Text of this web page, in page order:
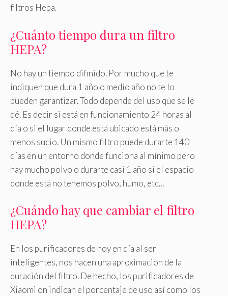
filtros Hepa.
¿Cuánto tiempo dura un filtro
HEPA?
No hay un tiempo difinido. Por mucho que te
indiquen que dura 1 año o medio año no te lo
pueden garantizar. Todo depende del uso que se le
dé. Es decir si está en funcionamiento 24 horas al
día o si el lugar donde está ubicado está más o
menos sucio. Un mismo filtro puede durarte 140
días en un entorno donde funciona al mínimo pero
hay mucho polvo o durarte casi 1 año si el espacio
donde está no tenemos polvo, humo, etc…
¿Cuándo hay que cambiar el filtro
HEPA?
En los purificadores de hoy en día al ser
inteligentes, nos hacen una aproximación de la
duración del filtro. De hecho, los purificadores de
Xiaomi on indican el porcentaje de uso así como los